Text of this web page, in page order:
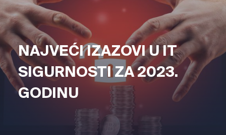
NAJVEĆI IZAZOVI U IT
SIGURNOSTI ZA 2023.
GODINU